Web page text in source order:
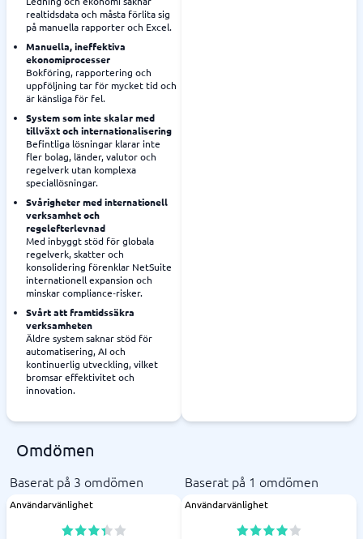
realtidsdata och måsta förlita sig
på manuella rapporter och Excel.
Manuella, ineffektiva
ekonomiprocesser
Bokföring, rapportering och
uppföljning tar för mycket tid och
är känsliga för fel.
System som inte skalar med
tillväxt och internationalisering
Befintliga lösningar klarar inte
fler bolag, länder, valutor och
regelverk utan komplexa
speciallösningar.
Svårigheter med internationell
verksamhet och
regelefterlevnad
Med inbyggt stöd för globala
regelverk, skatter och
konsolidering förenklar NetSuite
internationell expansion och
minskar compliance‑risker.
Svårt att framtidssäkra
verksamheten
Äldre system saknar stöd för
automatisering, AI och
kontinuerlig utveckling, vilket
bromsar effektivitet och
innovation.
Omdömen
Baserat på 3 omdömen Baserat på 1 omdömen
Användarvänlighet Användarvänlighet